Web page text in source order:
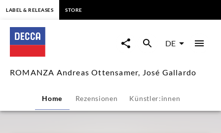
ROMANZA
Andreas
Ottensamer,
Gallardo
LABEL & RELEASES STORE
DE
ROMANZA Andreas Ottensamer, José Gallardo
Home Rezensionen Künstler:innen